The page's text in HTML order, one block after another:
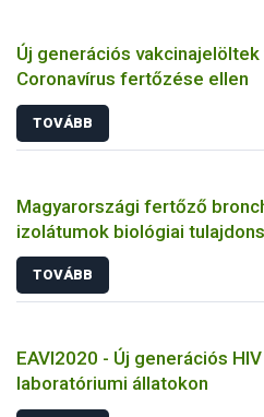
Új generációs
Coronavírus fertőzése ellen
TOVÁBB
Magyarországi fertőző
izolátumok biológiai
állatkísérletes és molekuláris
TOVÁBB
EAVI2020 - Új generációs
laboratóriumi állatokon